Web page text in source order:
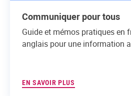
Communiquer pour tous
Guide et mémos pratiques en
anglais pour une information
EN SAVOIR PLUS